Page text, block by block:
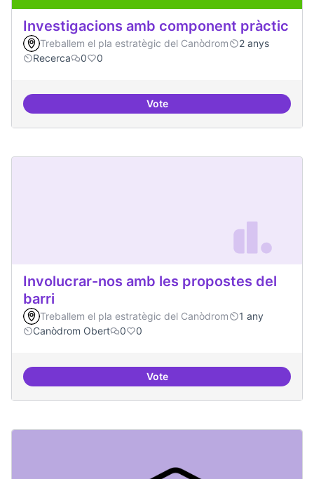
Investigacions amb component pràctic
Treballem el pla estratègic del Canòdrom
2 anys
Recerca
0 0
VoteInvestigacions amb component
Involucrar-nos amb les propostes del
barri
Treballem el pla estratègic del Canòdrom
1 any
Canòdrom Obert
0 0
VoteInvolucrar-nos amb les